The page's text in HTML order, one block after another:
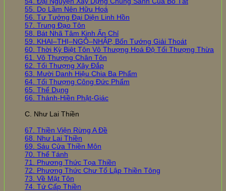
55. Do Lầm Nên Hữu Hoá
56. Tư Tưởng Đại Diện Linh Hồn
57. Trung Đạo Tôn
58. Bát Nhã Tâm Kinh Ấn Chỉ
59. KHAI–THỊ–NGỘ–NHẬP, Bốn Tướng Giải Thoát
60. Thời Kỳ Biệt Tôn Vô Thượng Hoá Độ Tối Thượng Thừa
61. Vô Thượng Chân Tôn
62. Tối Thượng Xây Đắp
63. Mười Danh Hiệu Chia Ba Phẩm
64. Tối Thượng Công Đức Phẩm
65. Thể Dụng
66. Thánh-Hiền Phật-Giác
C. Như Lai Thiền
67. Thiền Viện Rừng A Đề
68. Như Lai Thiền
69. Sáu Cửa Thiền Môn
70. Thể Tánh
71. Phương Thức Tọa Thiền
72. Phương Thức Chư Tổ Lập Thiền Tông
73. Về Mật Tôn
74. Tứ Cấp Thiền